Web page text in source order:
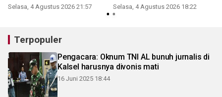
Selasa, 4 Agustus 2026 21:57 Selasa, 4 Agustus 2026 18:22
Terpopuler
Pengacara: Oknum TNI AL bunuh jurnalis di
Kalsel harusnya divonis mati
16 Juni 2025 18:44